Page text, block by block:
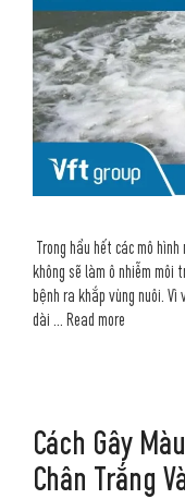
Trong hầu hết các mô
không sẽ làm ô nhiễm
bệnh ra khắp vùng nuôi.
dài … Read more
Cách Gây
Chân Trắng